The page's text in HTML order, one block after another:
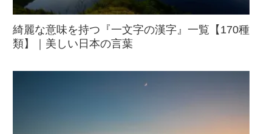
綺麗な意味を持つ『一文字の漢字』一覧【170種
類】｜美しい日本の言葉